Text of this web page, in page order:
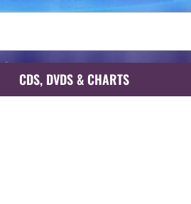
CDS, DVDS & CHARTS